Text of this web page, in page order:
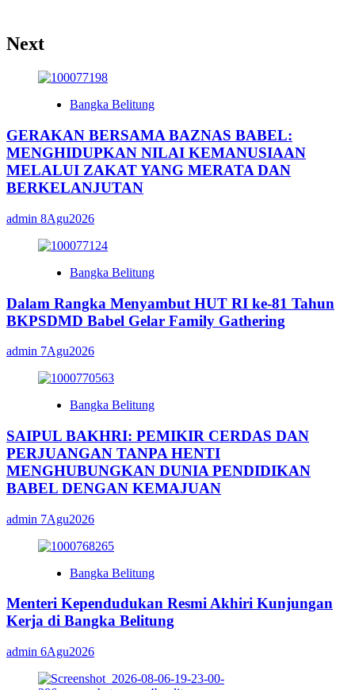
Next
Bangka Belitung
GERAKAN BERSAMA BAZNAS BABEL:
MENGHIDUPKAN NILAI KEMANUSIAAN
MELALUI ZAKAT YANG MERATA DAN
BERKELANJUTAN
admin 8Agu2026
Bangka Belitung
Dalam Rangka Menyambut HUT RI ke-81 Tahun
BKPSDMD Babel Gelar Family Gathering
admin 7Agu2026
Bangka Belitung
SAIPUL BAKHRI: PEMIKIR CERDAS DAN
PERJUANGAN TANPA HENTI
MENGHUBUNGKAN DUNIA PENDIDIKAN
BABEL DENGAN KEMAJUAN
admin 7Agu2026
Bangka Belitung
Menteri Kependudukan Resmi Akhiri Kunjungan
Kerja di Bangka Belitung
admin 6Agu2026